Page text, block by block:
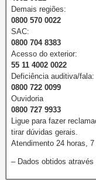
Demais regiões:
0800 570 0022
SAC:
0800 704 8383
Acesso do exterior:
55 11 4002 0022
Deficiência auditiva/fala:
0800 722 0099
Ouvidoria
0800 727 9933
Ligue para fazer
tirar dúvidas gerais.
Atendimento 24 horas,
– Dados obtidos